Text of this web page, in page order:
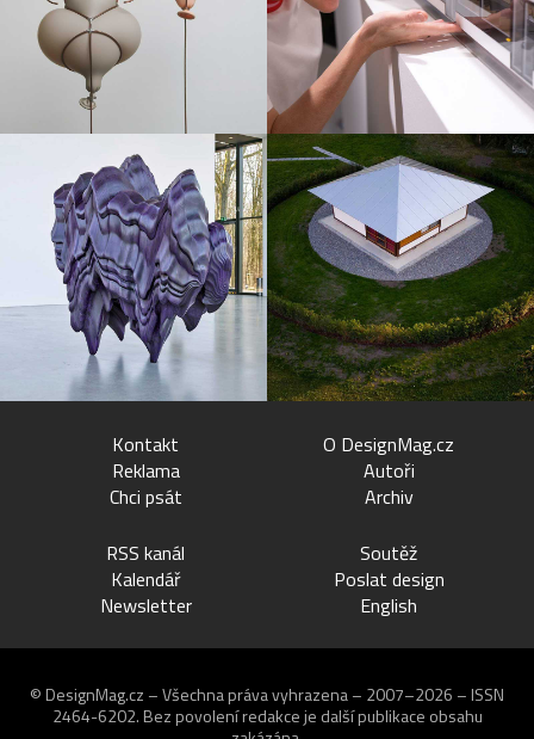
Kontakt
Reklama
Chci psát
O DesignMag.cz
Autoři
Archiv
RSS kanál
Kalendář
Newsletter
Soutěž
Poslat design
English
© DesignMag.cz – Všechna práva vyhrazena – 2007–2026 – ISSN
2464-6202. Bez povolení redakce je další publikace obsahu